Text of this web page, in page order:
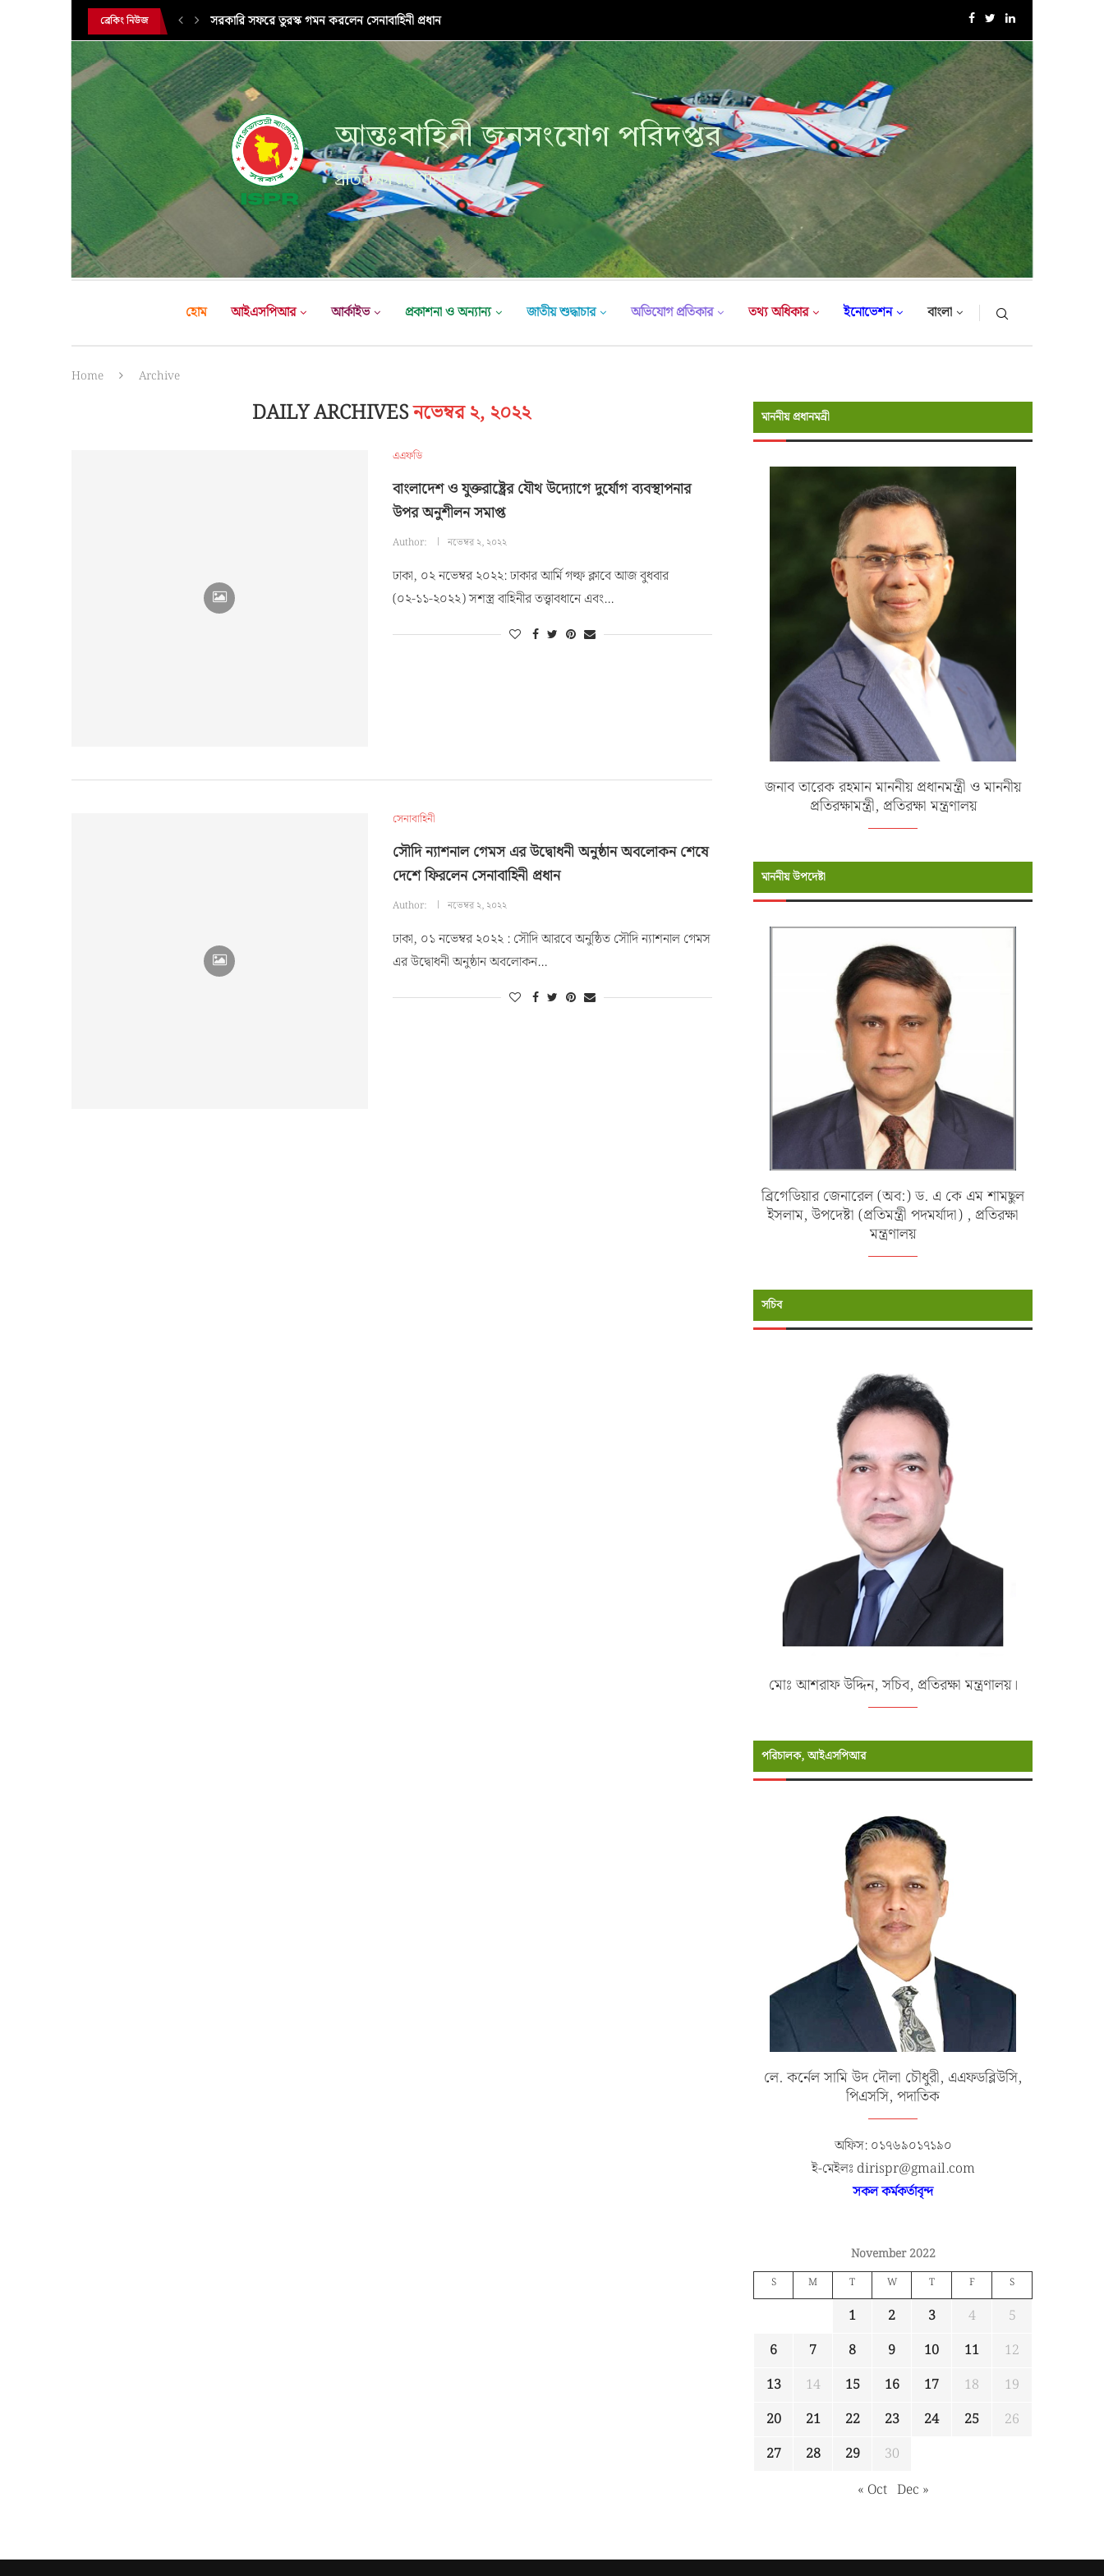
ব্রেকিং নিউজ সরকারি সফরে তুরস্ক গমন করলেন সেনাবাহিনী প্রধান এক্সারসাইজ টাইগার লাইটনিং-২০২৬ এর উদ্বোধনী অনুষ্ঠান
আন্তঃবাহিনী জনসংযোগ পরিদপ্তর
প্রতিরক্ষা মন্ত্রণালয়
হোম আইএসপিআর আর্কাইভ প্রকাশনা ও অন্যান্য জাতীয় শুদ্ধাচার অভিযোগ প্রতিকার তথ্য অধিকার ইনোভেশন বাংলা
Home Archive
DAILY ARCHIVESনভেম্বর ২, ২০২২
এএফডি
বাংলাদেশ ও যুক্তরাষ্ট্রের যৌথ উদ্যোগে দুর্যোগ ব্যবস্থাপনার
উপর অনুশীলন সমাপ্ত
Author: নভেম্বর ২, ২০২২
ঢাকা, ০২ নভেম্বর ২০২২: ঢাকার আর্মি গল্ফ ক্লাবে আজ বুধবার
(০২-১১-২০২২) সশস্ত্র বাহিনীর তত্ত্বাবধানে এবং…
সেনাবাহিনী
সৌদি ন্যাশনাল গেমস এর উদ্বোধনী অনুষ্ঠান অবলোকন শেষে
দেশে ফিরলেন সেনাবাহিনী প্রধান
Author: নভেম্বর ২, ২০২২
ঢাকা, ০১ নভেম্বর ২০২২ : সৌদি আরবে অনুষ্ঠিত সৌদি ন্যাশনাল গেমস
এর উদ্বোধনী অনুষ্ঠান অবলোকন…
মাননীয় প্রধানমন্রী
জনাব তারেক রহমান মাননীয় প্রধানমন্ত্রী ও মাননীয়
প্রতিরক্ষামন্ত্রী, প্রতিরক্ষা মন্ত্রণালয়
মাননীয় উপদেষ্টা
ব্রিগেডিয়ার জেনারেল (অব:) ড. এ কে এম শামছুল
ইসলাম, উপদেষ্টা (প্রতিমন্ত্রী পদমর্যাদা) , প্রতিরক্ষা
মন্ত্রণালয়
সচিব
মোঃ আশরাফ উদ্দিন, সচিব, প্রতিরক্ষা মন্ত্রণালয়।
পরিচালক, আইএসপিআর
লে. কর্নেল সামি উদ দৌলা চৌধুরী, এএফডব্লিউসি,
পিএসসি, পদাতিক
অফিস: ০১৭৬৯০১৭১৯০
ই-মেইলঃ dirispr@gmail.com
সকল কর্মকর্তাবৃন্দ
November 2022
S M T W T F S
1 2 3 4
5
6
7 8 9 10 11
12
13
14 15 16 17 18
19
20
21 22 23 24 25
26
27
28 29
30
« Oct Dec »